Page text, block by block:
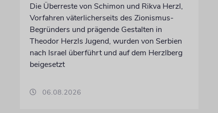
Die Überreste von Schimon und Rikva Herzl,
Vorfahren väterlicherseits des Zionismus-
Begründers und prägende Gestalten in
Theodor Herzls Jugend, wurden von Serbien
nach Israel überführt und auf dem Herzlberg
beigesetzt
06.08.2026